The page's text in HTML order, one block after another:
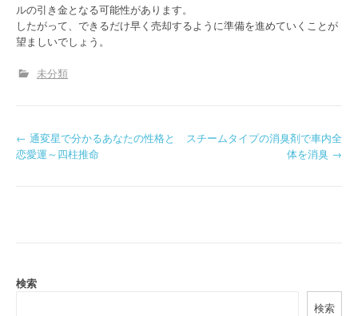
ルの引き金となる可能性があります。
したがって、できるだけ早く売却するように準備を進めていくことが
望ましいでしょう。
未分類
P
a
← 通変星で分かるあなたの性格と
恋愛運～四柱推命
スチームタイプの消臭剤で車内全
体を消臭 →
検索
検索